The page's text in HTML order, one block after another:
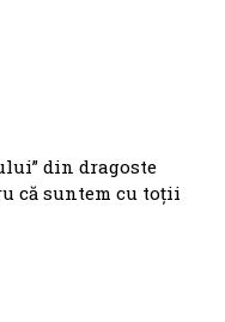
din dragoste
că suntem cu toții